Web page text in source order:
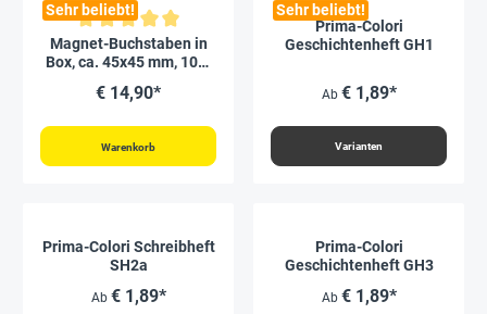
Sehr beliebt!
Durchschnittliche Bewertung von 5 von 5 Sternen
Magnet-Buchstaben in
Box, ca. 45x45 mm, 100-
€ 14,90*
Warenkorb
Sehr beliebt!
Prima-Colori
Geschichtenheft GH1
Ab € 1,89*
Varianten
Prima-Colori Schreibheft
SH2a
Ab € 1,89*
Prima-Colori
Geschichtenheft GH3
Ab € 1,89*